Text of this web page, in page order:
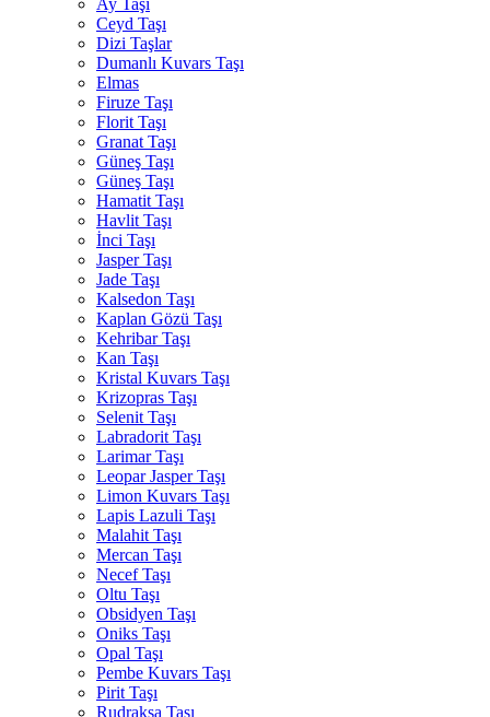
Ay Taşı
Ceyd Taşı
Dizi Taşlar
Dumanlı Kuvars Taşı
Elmas
Firuze Taşı
Florit Taşı
Granat Taşı
Güneş Taşı
Güneş Taşı
Hamatit Taşı
Havlit Taşı
İnci Taşı
Jasper Taşı
Jade Taşı
Kalsedon Taşı
Kaplan Gözü Taşı
Kehribar Taşı
Kan Taşı
Kristal Kuvars Taşı
Krizopras Taşı
Selenit Taşı
Labradorit Taşı
Larimar Taşı
Leopar Jasper Taşı
Limon Kuvars Taşı
Lapis Lazuli Taşı
Malahit Taşı
Mercan Taşı
Necef Taşı
Oltu Taşı
Obsidyen Taşı
Oniks Taşı
Opal Taşı
Pembe Kuvars Taşı
Pirit Taşı
Rudrakşa Taşı